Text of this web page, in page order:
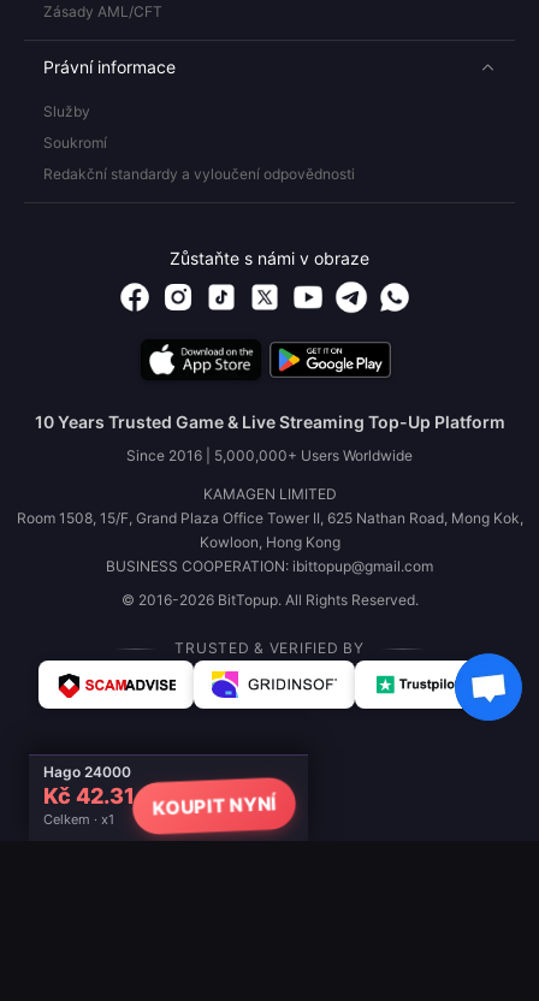
Hago 24000
Kč 42.31
Celkem · x1
KOUPIT NYNÍ
Zásady AML/CFT
Právní informace
Služby
Soukromí
Redakční standardy a vyloučení odpovědnosti
Zůstaňte s námi v obraze
10 Years Trusted Game & Live Streaming Top-Up Platform
Since 2016 | 5,000,000+ Users Worldwide
KAMAGEN LIMITED
Room 1508, 15/F, Grand Plaza Office Tower II, 625 Nathan Road, Mong Kok,
Kowloon, Hong Kong
BUSINESS COOPERATION: ibittopup@gmail.com
© 2016-2026 BitTopup. All Rights Reserved.
TRUSTED & VERIFIED BY